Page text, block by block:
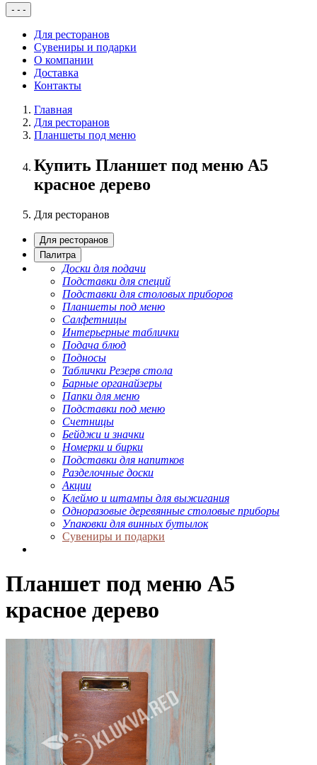
- - -
Для ресторанов
Сувениры и подарки
О компании
Доставка
Контакты
Главная
Для ресторанов
Планшеты под меню
Купить Планшет под меню А5
красное дерево
Для ресторанов
Для ресторанов
Палитра
Доски для подачи
Подставки для специй
Подставки для столовых приборов
Планшеты под меню
Салфетницы
Интерьерные таблички
Подача блюд
Подносы
Таблички Резерв стола
Барные органайзеры
Папки для меню
Подставки под меню
Счетницы
Бейджи и значки
Номерки и бирки
Подставки для напитков
Разделочные доски
Акции
Клеймо и штампы для выжигания
Одноразовые деревянные столовые приборы
Упаковки для винных бутылок
Сувениры и подарки
Планшет под меню А5
красное дерево